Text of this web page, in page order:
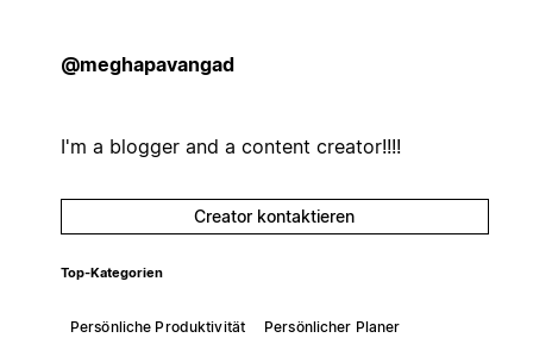
@meghapavangad
I'm a blogger and a content creator!!!!
Creator kontaktieren
Top-Kategorien
Persönliche Produktivität
Persönlicher Planer